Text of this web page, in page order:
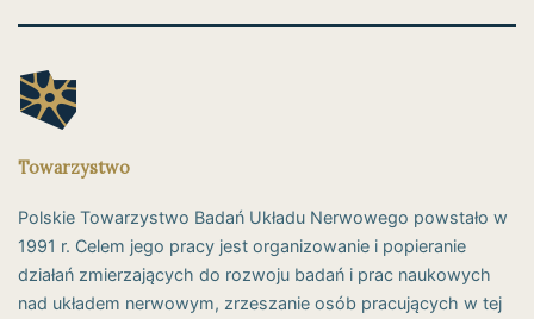
Towarzystwo
Polskie Towarzystwo Badań Układu Nerwowego powstało w
1991 r. Celem jego pracy jest organizowanie i popieranie
działań zmierzających do rozwoju badań i prac naukowych
nad układem nerwowym, zrzeszanie osób pracujących w tej